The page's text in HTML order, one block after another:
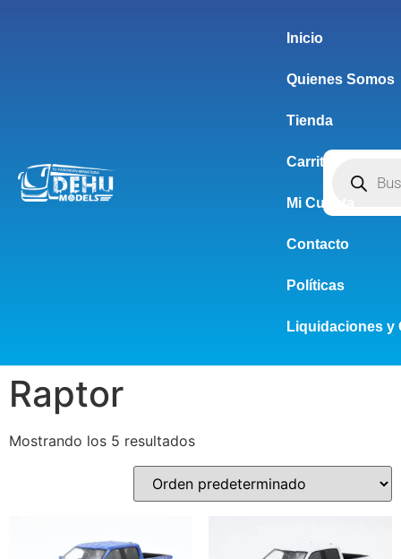
Inicio
Quienes Somos
Tienda
Carrito
Mi Cuenta
Contacto
Políticas
Liquidaciones y
Raptor
Mostrando los 5 resultados